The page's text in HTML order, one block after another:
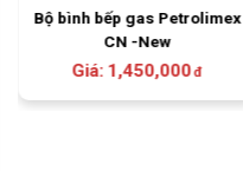
Bộ bình bếp gas Petrolimex
CN -New
Giá: 1,450,000đ